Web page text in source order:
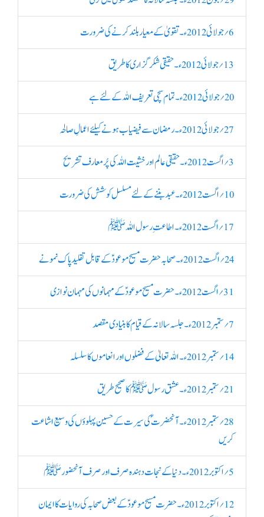
6؍ جولائی 2012ء۔ تقویٰ کے معیار بلند کرنے کی ضرورت
13؍ جولائی 2012ء۔ حقیقی شکرگزاری کا طریق
20؍ جولائی 2012ء۔ تمام سچی تعریف اللہ کے لئے ہے
27؍ جولائی 2012ء۔ رمضان سے فیضیاب ہونے کیلئے اعمالِ صالحہ
3؍ اگست 2012ء۔ حقیقی عالم اور خشیت اللہ کی پُرمعارف تشریح
10؍ اگست 2012ء۔ عبد بننے کے لئے مسلسل کوشش کی ضرورت
17؍ اگست 2012ء۔ اطاعتِ رسول اللہ ﷺ
24؍ اگست 2012ء۔ صحابہ حضرت مسیح موعودؑ کے قابل تقلید پاک نمونے
31؍ اگست 2012ء۔ حضرت مسیح موعودؑ کے مہمانوں کی مہمان نوازی
7؍ ستمبر 2012ء۔ جلسہ سالانہ کے قیام کا بنیادی مقصد
14؍ ستمبر 2012ء۔ اللہ تعالیٰ کے فضلوں اور انعاموں کا سلسلہ
21؍ ستمبر 2012ء۔ عشق رسول ﷺ کا صحیح طریق
28؍ ستمبر 2012ء۔ آنحضرت ؐ کی سیرت کے حسین پہلوؤں کی وسیع اشاعت
کریں
5؍ اکتوبر 2012ء۔ دنیا کے نجات دہندہ صرف اور صرف آنحضور ﷺ
12؍ اکتوبر 2012ء۔ حضرت مسیح موعودؑ کے بعض صحابہ کی روایات کا ایمان